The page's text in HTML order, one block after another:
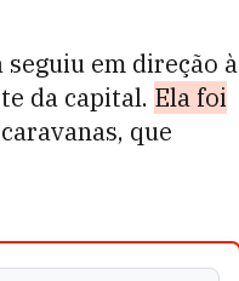
seguiu em direção à
da capital. Ela foi
que